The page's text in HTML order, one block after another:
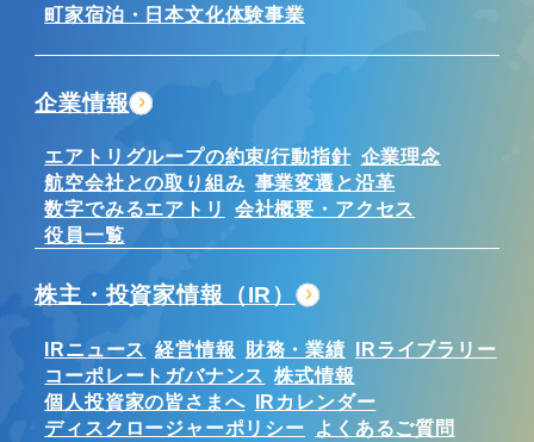
町家宿泊・日本文化体験事業
企業情報
エアトリグループの約束/行動指針 企業理念
航空会社との取り組み 事業変遷と沿革
数字でみるエアトリ
会社概要・アクセス
役員一覧
株主・投資家情報（IR）
IRニュース 経営情報 財務・業績 IRライブラリー
コーポレートガバナンス 株式情報
個人投資家の皆さまへ IRカレンダー
ディスクロージャーポリシー
よくあるご質問